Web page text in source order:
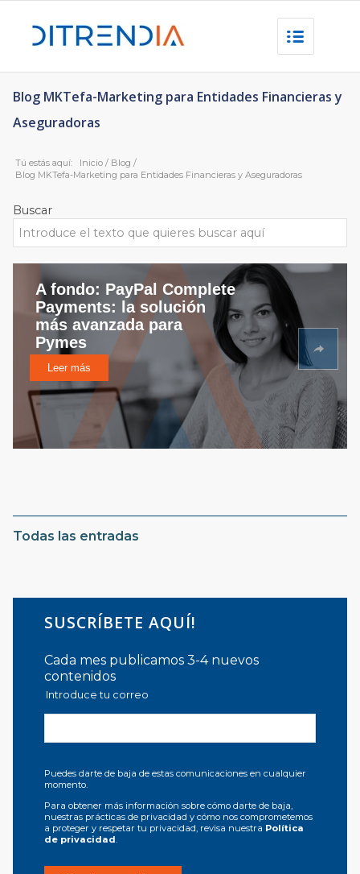
Blog MKTefa-Marketing para Entidades Financieras y
Aseguradoras
Tú estás aquí: Inicio / Blog /
Blog MKTefa-Marketing para Entidades Financieras y Aseguradoras
Buscar
A fondo: PayPal Complete
Payments: la solución
más avanzada para
Pymes
Leer más
Todas las entradas
SUSCRÍBETE AQUÍ!
Cada mes publicamos 3-4 nuevos
contenidos
Introduce tu correo
Puedes darte de baja de estas comunicaciones en cualquier
momento.
Para obtener más información sobre cómo darte de baja,
nuestras prácticas de privacidad y cómo nos comprometemos
a proteger y respetar tu privacidad, revisa nuestra Política
de privacidad